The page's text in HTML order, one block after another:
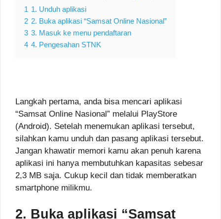
1 1. Unduh aplikasi
2 2. Buka aplikasi “Samsat Online Nasional”
3 3. Masuk ke menu pendaftaran
4 4. Pengesahan STNK
Langkah pertama, anda bisa mencari aplikasi
“Samsat Online Nasional” melalui PlayStore
(Android). Setelah menemukan aplikasi tersebut,
silahkan kamu unduh dan pasang aplikasi tersebut.
Jangan khawatir memori kamu akan penuh karena
aplikasi ini hanya membutuhkan kapasitas sebesar
2,3 MB saja. Cukup kecil dan tidak memberatkan
smartphone milikmu.
2. Buka aplikasi “Samsat